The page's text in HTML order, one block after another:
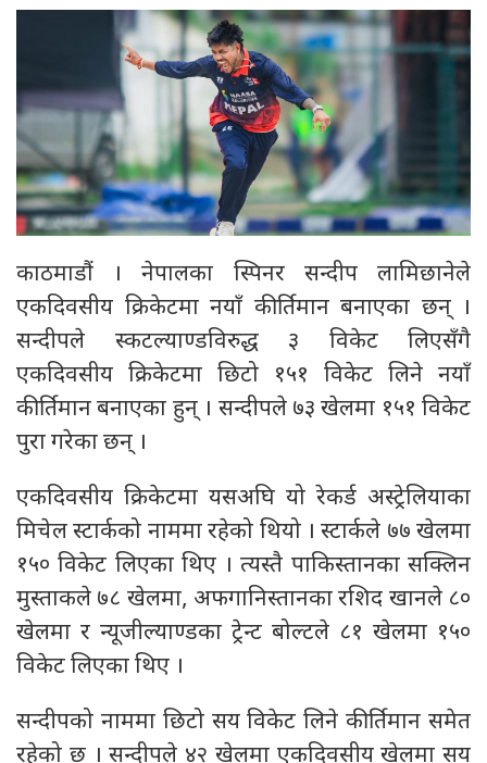
काठमाडौं । नेपालका स्पिनर सन्दीप लामिछानेले
एकदिवसीय क्रिकेटमा नयाँ कीर्तिमान बनाएका छन् ।
सन्दीपले स्कटल्याण्डविरुद्ध ३ विकेट लिएसँगै
एकदिवसीय क्रिकेटमा छिटो १५१ विकेट लिने नयाँ
कीर्तिमान बनाएका हुन् । सन्दीपले ७३ खेलमा १५१ विकेट
पुरा गरेका छन् ।
एकदिवसीय क्रिकेटमा यसअघि यो रेकर्ड अस्ट्रेलियाका
मिचेल स्टार्कको नाममा रहेको थियो । स्टार्कले ७७ खेलमा
१५० विकेट लिएका थिए । त्यस्तै पाकिस्तानका सक्लिन
मुस्ताकले ७८ खेलमा, अफगानिस्तानका रशिद खानले ८०
खेलमा र न्यूजील्याण्डका ट्रेन्ट बोल्टले ८१ खेलमा १५०
विकेट लिएका थिए ।
सन्दीपको नाममा छिटो सय विकेट लिने कीर्तिमान समेत
रहेको छ । सन्दीपले ४२ खेलमा एकदिवसीय खेलमा सय